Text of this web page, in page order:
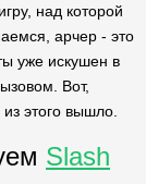
над которой
арчер - это
уже искушен в
Вот,
этого вышло.
Slash